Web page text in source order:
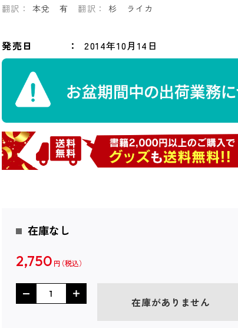
翻訳：
本兌 有 翻訳： 杉 ライカ
発売日 2014年10月14日
在庫なし
2,750 円
在庫がありません